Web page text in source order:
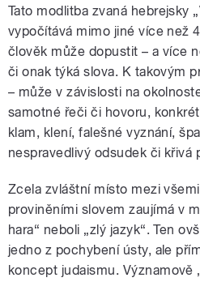
Tato modlitba zvaná hebrejsky
vypočítává mimo jiné více než
člověk může dopustit – a více
či onak týká slova. K takovým
– může v závislosti na
samotné řeči či hovoru,
klam, klení, falešné vyznání,
nespravedlivý odsudek či křivá
Zcela zvláštní místo mezi
proviněními slovem zaujímá v
hara“ neboli „zlý jazyk“. Ten
jedno z pochybení ústy, ale
koncept judaismu. Významově